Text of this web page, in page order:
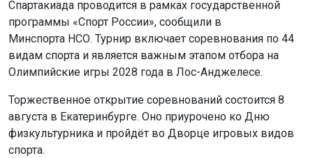
Спартакиада проводится в рамках государственной
программы «Спорт России», сообщили в
Минспорта НСО. Турнир включает соревнования по 44
видам спорта и является важным этапом отбора на
Олимпийские игры 2028 года в Лос-Анджелесе.
Торжественное открытие соревнований состоится 8
августа в Екатеринбурге. Оно приурочено ко Дню
физкультурника и пройдёт во Дворце игровых видов
спорта.